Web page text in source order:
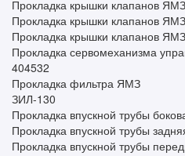
Прокладка крышки клапанов
Прокладка крышки клапанов
Прокладка крышки клапанов
Прокладка сервомеханизма
404532
Прокладка фильтра ЯМЗ
ЗИЛ-130
Прокладка впускной трубы
Прокладка впускной трубы
Прокладка впускной трубы